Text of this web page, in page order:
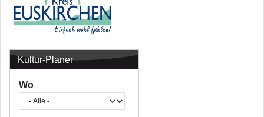
Kultur-Planer
Wo